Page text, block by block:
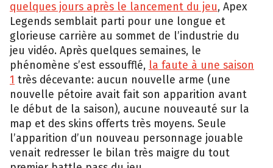
quelques jours après le lancement du jeu, Apex
Legends semblait parti pour une longue et
glorieuse carrière au sommet de l’industrie du
jeu vidéo. Après quelques semaines, le
phénomène s’est essoufflé, la faute à une saison
1 très décevante: aucun nouvelle arme (une
nouvelle pétoire avait fait son apparition avant
le début de la saison), aucune nouveauté sur la
map et des skins offerts très moyens. Seule
l’apparition d’un nouveau personnage jouable
venait redresser le bilan très maigre du tout